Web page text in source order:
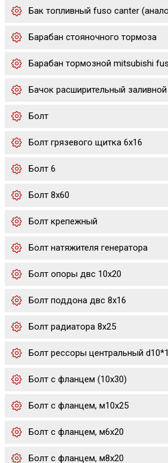
Бак топливный fuso canter
Барабан стояночного тормоза
Барабан тормозной mitsubishi
Бачок расширительный
Болт
Болт грязевого щитка 6х16
Болт 6
Болт 8х60
Болт крепежный
Болт натяжителя генератора
Болт опоры двс 10х20
Болт поддона двс 8х16
Болт радиатора 8х25
Болт рессоры центральный
Болт с фланцем (10x30)
Болт с фланцем, м10х25
Болт с фланцем, м6х20
Болт с фланцем, м8х20